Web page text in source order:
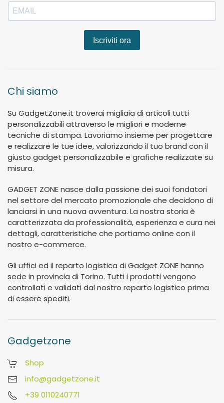
Iscriviti ora
Chi siamo
Su GadgetZone.it troverai migliaia di articoli tutti
personalizzabili attraverso le migliori e moderne
tecniche di stampa. Lavoriamo insieme per progettare
e realizzare le tue idee, valorizzando il tuo brand con il
giusto gadget personalizzabile e grafiche realizzate su
misura.
GADGET ZONE nasce dalla passione dei suoi fondatori
nel settore del mercato promozionale che decidono di
lanciarsi in una nuova avventura. La nostra storia è
caratterizzata da professionalità, esperienza e cura nei
dettagli, caratteristiche che portiamo online con il
nostro e-commerce.
Gli uffici ed il reparto logistica di Gadget ZONE hanno
sede in provincia di Torino. Tutti i prodotti vengono
controllati e validati dal nostro reparto logistico prima
di essere spediti.
Gadgetzone
Shop
info@gadgetzone.it
+39 0110240771